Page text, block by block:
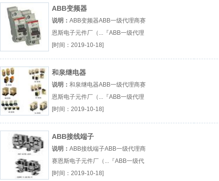
ABB变频器
说明： ABB变频器ABB一级代理商赛
恩斯电子元件厂（...『ABB一级代理
商』
[时间：2019-10-18]
和泉继电器
说明： 和泉继电器ABB一级代理商赛
恩斯电子元件厂（...『ABB一级代理
商』
[时间：2019-10-18]
ABB接线端子
说明： ABB接线端子ABB一级代理商
赛恩斯电子元件厂（...『ABB一级代
理商』
[时间：2019-10-18]